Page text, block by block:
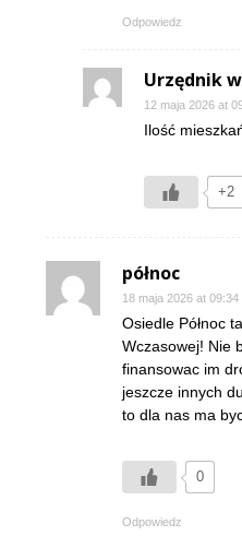
Odpowiedz
Urzędnik
12 maja 2026 at
Ilość
+2
północ
18 maja 2026 at 09:34
Osiedle Północ
Wczasowej! Nie
finansowac im
jeszcze innych
to dla nas ma
0
Odpowiedz